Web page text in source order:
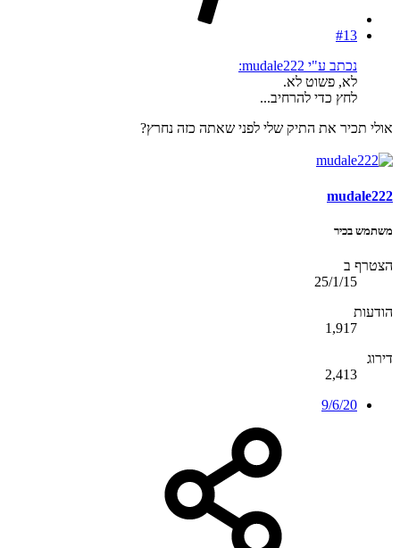
#13
נכתב ע"י mudale222:
לא, פשוט לא.
לחץ כדי להרחיב...
אולי תכיר את התיק שלי לפני שאתה כזה נחרץ?
mudale222
משתמש בכיר
הצטרף ב
25/1/15
הודעות
1,917
דירוג
2,413
9/6/20